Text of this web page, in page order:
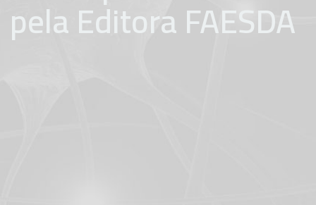
pela Editora FAESDA